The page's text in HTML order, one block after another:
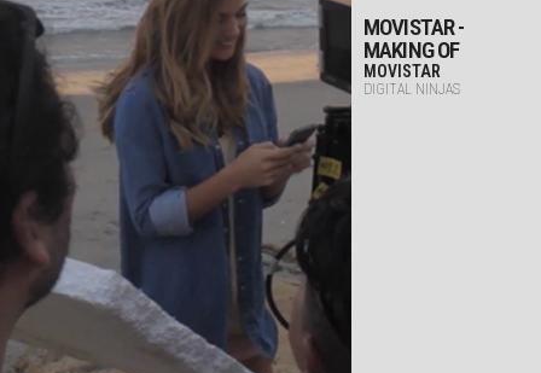
MOVISTAR -
MAKING OF
MOVISTAR
DIGITAL NINJAS